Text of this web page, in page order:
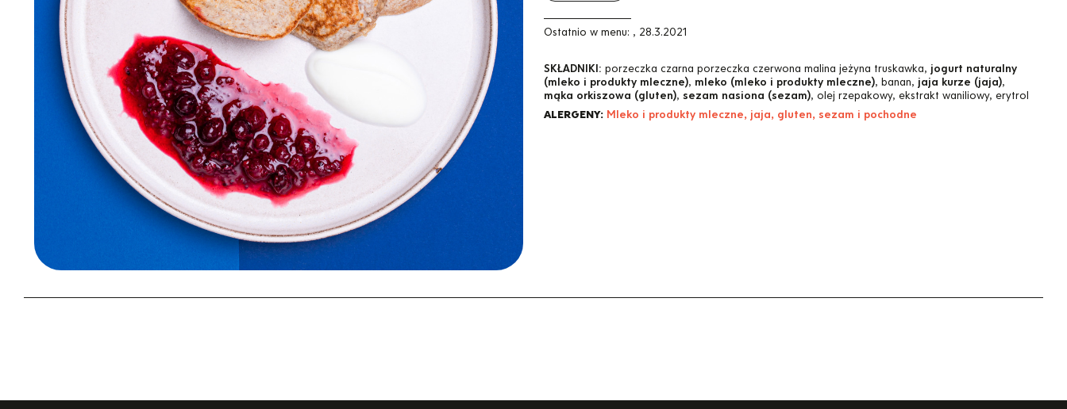
Ostatnio w menu: , 28.3.2021
SKŁADNIKI: porzeczka czarna porzeczka czerwona malina jeżyna truskawka, jogurt naturalny
(mleko i produkty mleczne), mleko (mleko i produkty mleczne), banan, jaja kurze (jaja),
mąka orkiszowa (gluten), sezam nasiona (sezam), olej rzepakowy, ekstrakt waniliowy, erytrol
ALERGENY: Mleko i produkty mleczne, jaja, gluten, sezam i pochodne